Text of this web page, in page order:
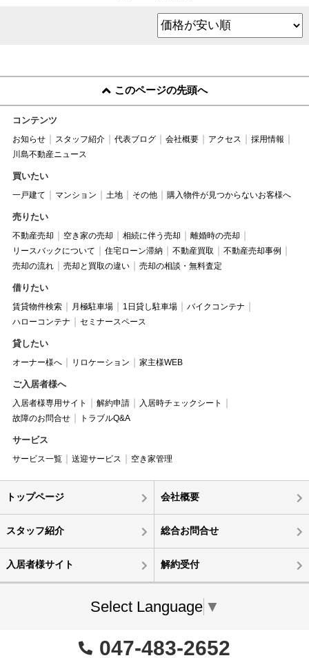
このページの先頭へ
コンテンツ
お知らせ スタッフ紹介 代表ブログ 会社概要 アクセス
採用情報
川島不動産ニュース
買いたい
一戸建て マンション 土地 その他 購入物件が見つからないお客様へ
売りたい
不動産売却 空き家の売却 相続に伴う売却
離婚時の売却
リースバックについて
住宅ローン滞納 不動産買取
不動産売却事例
売却の流れ
売却と買取の違い 売却の相談・無料査定
借りたい
賃貸物件検索 月極駐車場 1日貸し駐車場
バイクコンテナ
ハローコンテナ
セミナースペース
貸したい
オーナー様へ リロケーション 家主様WEB
ご入居者様へ
入居者様専用サイト 解約申請
入居時チェックシート
故障のお問合せ
トラブルQ&A
サービス
サービス一覧 送迎サービス 空き家管理
トップページ 会社概要
スタッフ紹介 総合お問合せ
入居者様サイト 解約受付
Select Language ▼
047-483-2652